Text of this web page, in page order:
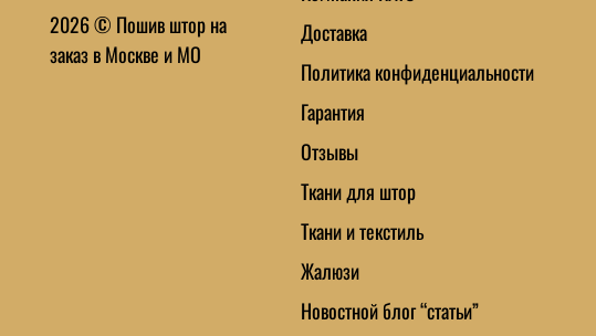
2026 © Пошив штор на
заказ в Москве и МО
Доставка
Политика конфиденциальности
Гарантия
Отзывы
Ткани для штор
Ткани и текстиль
Жалюзи
Новостной блог “статьи”